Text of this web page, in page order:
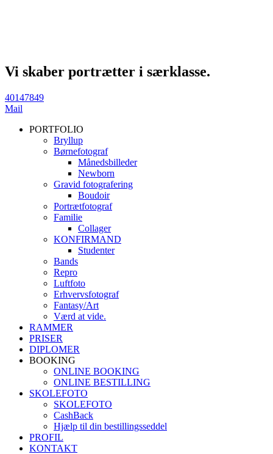
Vi skaber portrætter i særklasse.
40147849
Mail
PORTFOLIO
Bryllup
Børnefotograf
Månedsbilleder
Newborn
Gravid fotografering
Boudoir
Portrætfotograf
Familie
Collager
KONFIRMAND
Studenter
Bands
Repro
Luftfoto
Erhvervsfotograf
Fantasy/Art
Værd at vide.
RAMMER
PRISER
DIPLOMER
BOOKING
ONLINE BOOKING
ONLINE BESTILLING
SKOLEFOTO
SKOLEFOTO
CashBack
Hjælp til din bestillingsseddel
PROFIL
KONTAKT